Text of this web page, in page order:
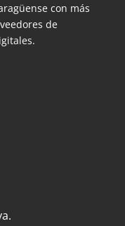
con más
de